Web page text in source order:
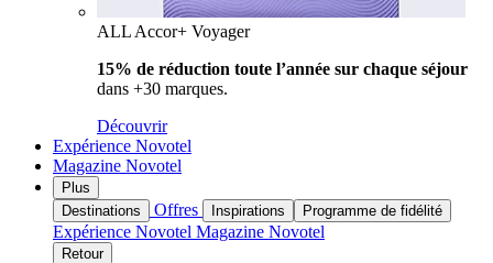
ALL Accor+ Voyager
15% de réduction toute l’année sur chaque séjour
dans +30 marques.
Découvrir
Expérience Novotel
Magazine Novotel
Plus
Destinations
Offres Inspirations Programme de fidélité
Expérience Novotel Magazine Novotel
Retour